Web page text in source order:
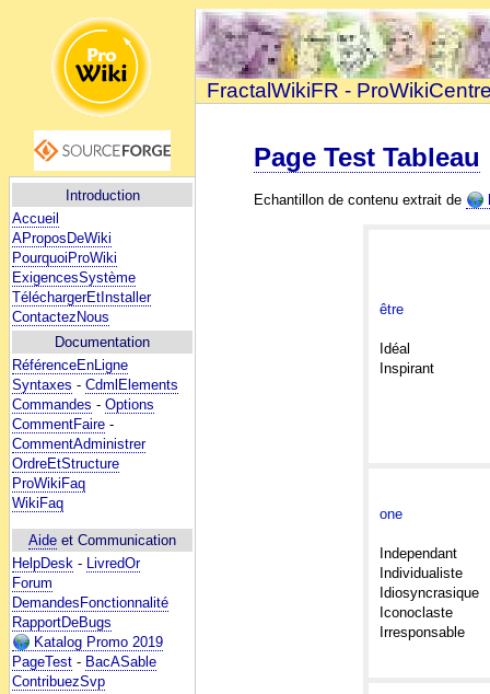
Introduction
Accueil
AProposDeWiki
PourquoiProWiki
ExigencesSystème
TéléchargerEtInstaller
ContactezNous
Documentation
RéférenceEnLigne
Syntaxes - CdmlElements
Commandes - Options
CommentFaire -
CommentAdministrer
OrdreEtStructure
ProWikiFaq
WikiFaq
Aide et Communication
HelpDesk - LivredOr
Forum
DemandesFonctionnalité
RapportDeBugs
Katalog Promo 2019
PageTest - BacASable
ContribuezSvp
FractalWikiFR -
Page Test Tableau
Echantillon de contenu extrait de
être
Idéal
Inspirant
one
Independant
Individualiste
Idiosyncrasique
Iconoclaste
Irresponsable